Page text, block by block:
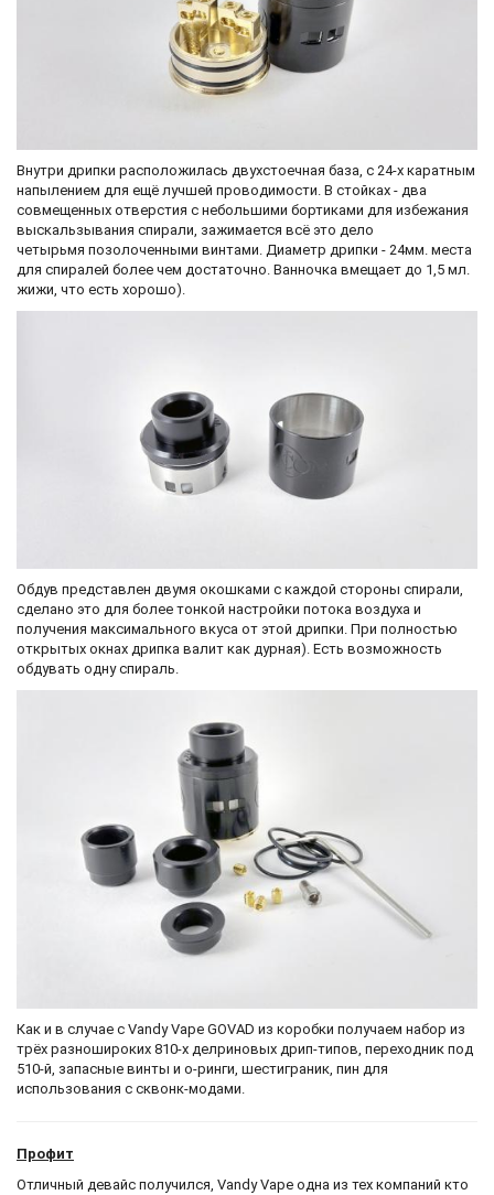
Внутри дрипки расположилась двухстоечная база, с 24-х каратным
напылением для ещё лучшей проводимости. В стойках - два
совмещенных отверстия с небольшими бортиками для избежания
выскальзывания спирали, зажимается всё это дело
четырьмя позолоченными винтами. Диаметр дрипки - 24мм. места
для спиралей более чем достаточно. Ванночка вмещает до 1,5 мл.
жижи, что есть хорошо).
Обдув представлен двумя окошками с каждой стороны спирали,
сделано это для более тонкой настройки потока воздуха и
получения максимального вкуса от этой дрипки. При полностью
открытых окнах дрипка валит как дурная). Есть возможность
обдувать одну спираль.
Как и в случае с Vandy Vape GOVAD из коробки получаем набор из
трёх разношироких 810-х делриновых дрип-типов, переходник под
510-й, запасные винты и о-ринги, шестиграник, пин для
использования с сквонк-модами.
Профит
Отличный девайс получился, Vandy Vape одна из тех компаний кто